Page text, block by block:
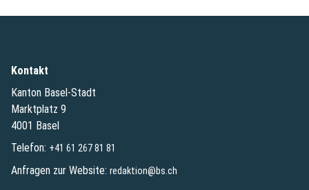
Kontakt
Kanton Basel-Stadt
Marktplatz 9
4001 Basel
Telefon: +41 61 267 81 81
Anfragen zur Website: redaktion@bs.ch